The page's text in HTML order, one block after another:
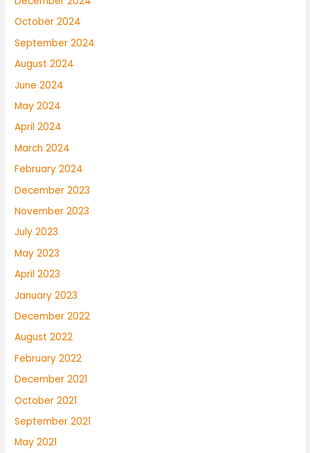
October 2024
September 2024
August 2024
June 2024
May 2024
April 2024
March 2024
February 2024
December 2023
November 2023
July 2023
May 2023
April 2023
January 2023
December 2022
August 2022
February 2022
December 2021
October 2021
September 2021
May 2021